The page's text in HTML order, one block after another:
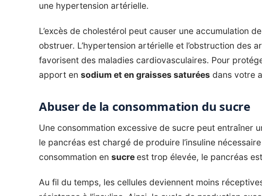
une hypertension artérielle.
L’excès de cholestérol peut causer une accumulation
obstruer. L’hypertension artérielle et l’obstruction des
favorisent des maladies cardiovasculaires. Pour
apport en sodium et en graisses saturées dans votre
Abuser de la consommation du sucre
Une consommation excessive de sucre peut entraîner
le pancréas est chargé de produire l’insuline
consommation en sucre est trop élevée, le pancréas
Au fil du temps, les cellules deviennent moins